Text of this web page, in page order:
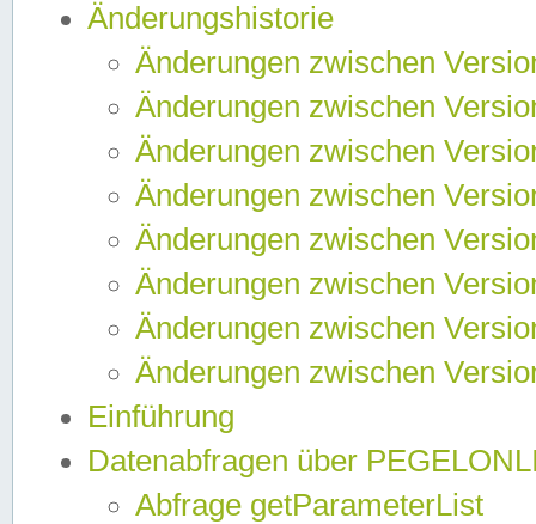
Änderungshistorie
Änderungen zwischen
Änderungen zwischen
Änderungen zwischen
Änderungen zwischen
Änderungen zwischen
Änderungen zwischen
Änderungen zwischen
Änderungen zwischen
Einführung
Datenabfragen über
Abfrage getParameterList